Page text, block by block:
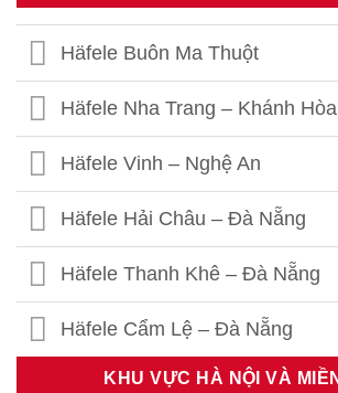
Häfele Buôn Ma Thuột
Häfele Nha Trang – Khánh Hòa
Häfele Vinh – Nghệ An
Häfele Hải Châu – Đà Nẵng
Häfele Thanh Khê – Đà Nẵng
Häfele Cẩm Lệ – Đà Nẵng
KHU VỰC HÀ NỘI VÀ